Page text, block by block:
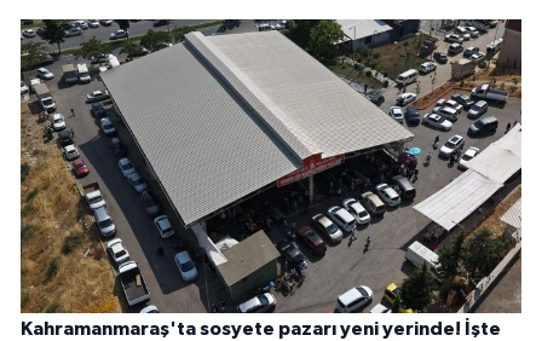
Kahramanmaraş'ta sosyete pazarı yeni yerinde! İşte